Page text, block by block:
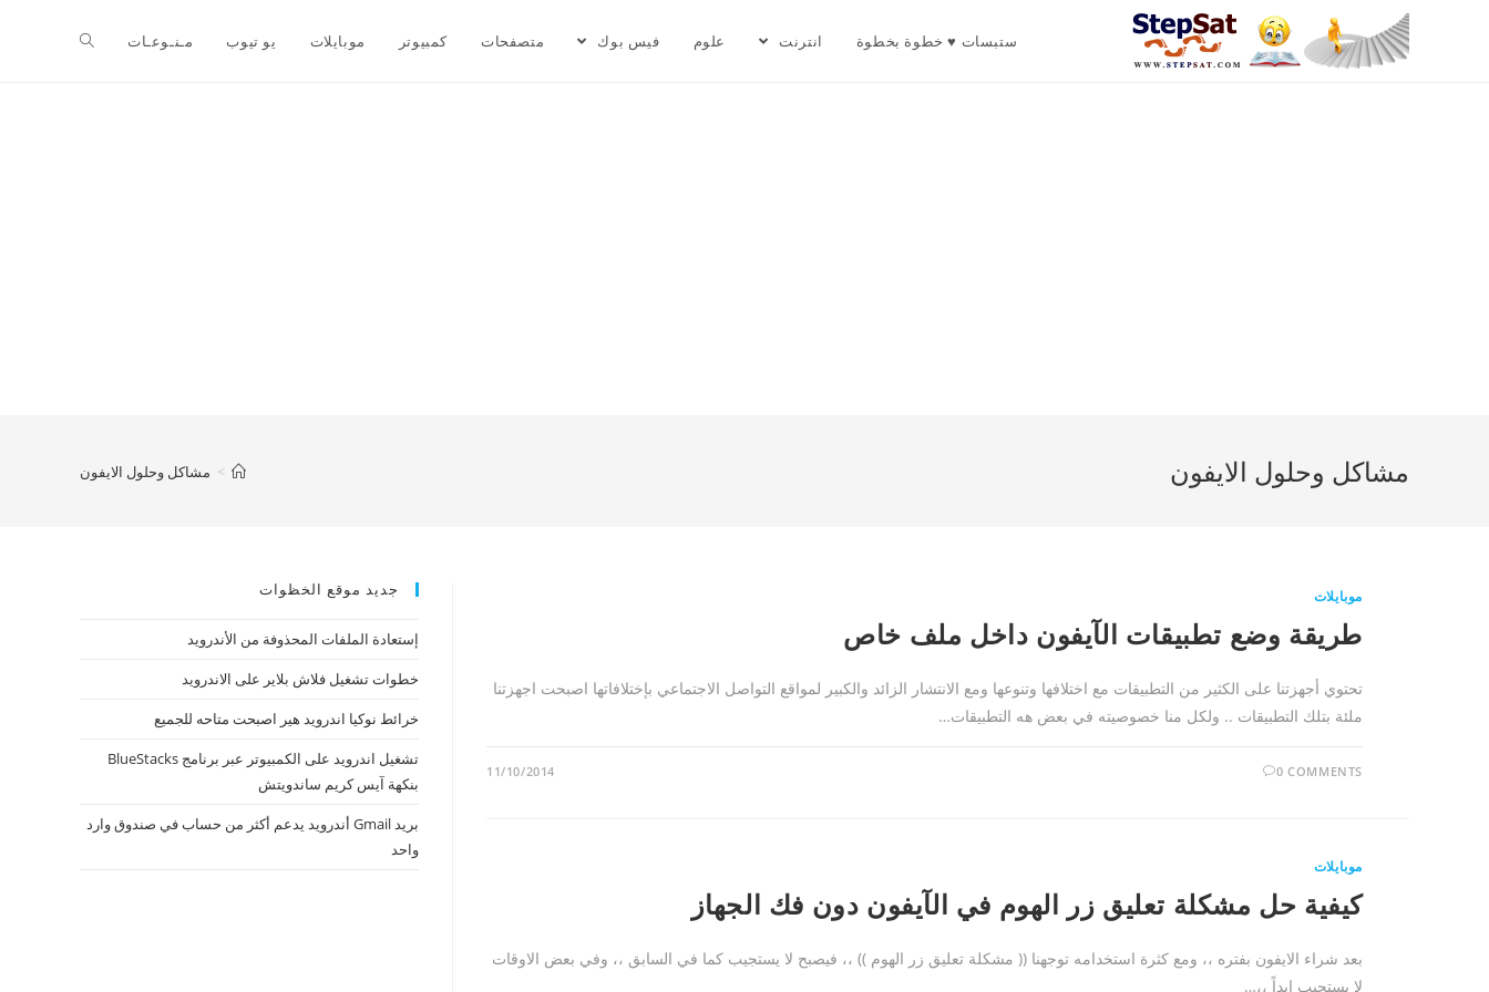
ستبسات ♥ خطوة بخطوة انترنت علوم فيس بوك متصفحات كمبيوتر موبايلات يو تيوب مـنـوعـات
مشاكل وحلول الايفون > مشاكل وحلول الايفون
موبايلات
طريقة وضع تطبيقات الآيفون داخل ملف خاص
تحتوي أجهزتنا على الكثير من التطبيقات مع اختلافها وتنوعها ومع الانتشار الزائد والكبير لمواقع التواصل الاجتماعي بإختلافاتها اصبحت اجهزتنا
ملئة بتلك التطبيقات .. ولكل منا خصوصيته في بعض هه التطبيقات…
0 COMMENTS
11/10/2014
موبايلات
كيفية حل مشكلة تعليق زر الهوم في الآيفون دون فك الجهاز
بعد شراء الايفون بفتره ،، ومع كثرة استخدامه توجهنا (( مشكلة تعليق زر الهوم )) ،، فيصبح لا يستجيب كما في السابق ،، وفي بعض الاوقات
لا يستجيب ابداً ،،…
جديد موقع الخظوات
إستعادة الملفات المحذوفة من الأندرويد
خطوات تشغيل فلاش بلاير على الاندرويد
خرائط نوكيا اندرويد هير اصبحت متاحه للجميع
تشغيل اندرويد على الكمبيوتر عبر برنامج BlueStacks
بنكهة آيس كريم ساندويتش
بريد Gmail أندرويد يدعم أكثر من حساب في صندوق وارد
واحد